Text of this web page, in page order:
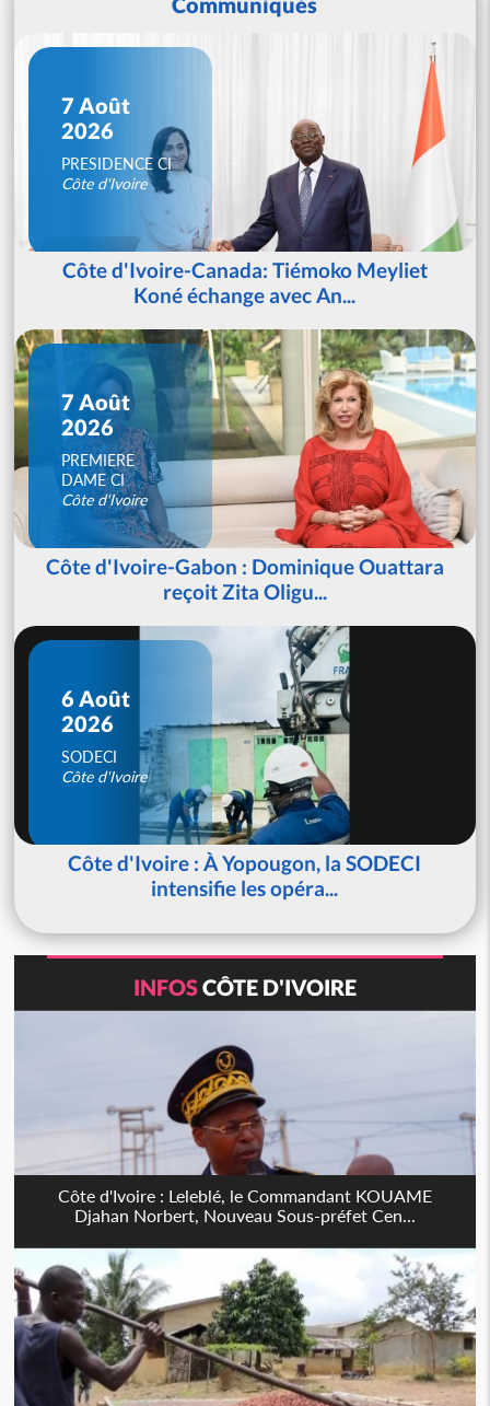
7 Août
2026
PRESIDENCE CI
Côte d'Ivoire
Côte d'Ivoire-Canada: Tiémoko Meyliet
Koné échange avec An...
7 Août
2026
PREMIERE
DAME CI
Côte d'Ivoire
Côte d'Ivoire-Gabon : Dominique Ouattara
reçoit Zita Oligu...
6 Août
2026
SODECI
Côte d'Ivoire
Côte d'Ivoire : À Yopougon, la SODECI
intensifie les opéra...
INFOSCÔTE D'IVOIRE
Côte d'Ivoire : Leleblé, le Commandant KOUAME
Djahan Norbert, Nouveau Sous-préfet Cen...